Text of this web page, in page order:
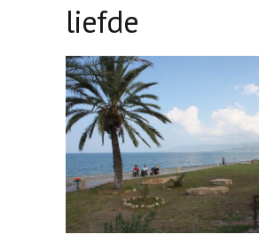
liefde